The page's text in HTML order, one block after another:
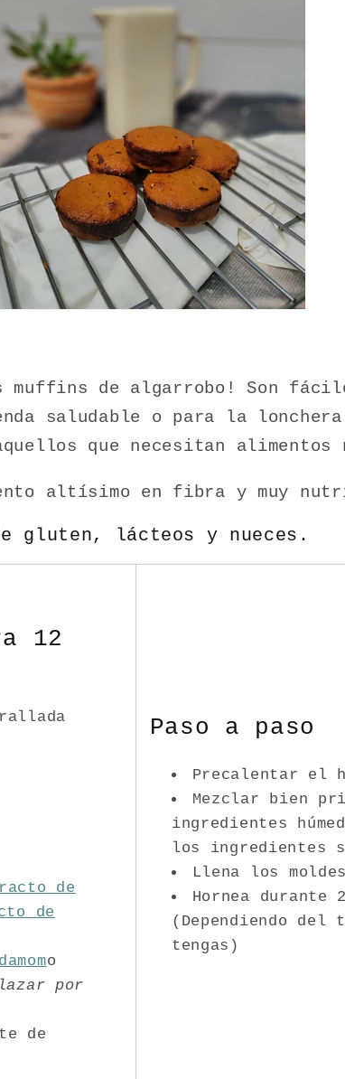
muffins de algarrobo! Son
saludable o para la
que necesitan
altísimo en fibra y muy
gluten, lácteos y nueces.
12
de
de
o
por
de
Paso a paso
Precalentar el
Mezclar bien
ingredientes
los ingredientes
Llena los
Hornea durante
(Dependiendo del
tengas)